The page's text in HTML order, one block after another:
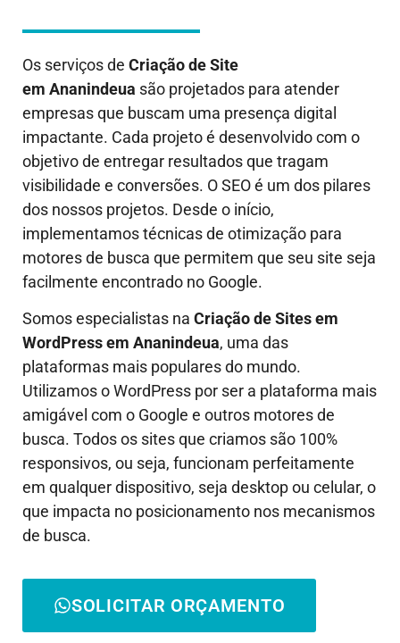
Os serviços de Criação de Site
em Ananindeua são projetados para atender
empresas que buscam uma presença digital
impactante. Cada projeto é desenvolvido com o
objetivo de entregar resultados que tragam
visibilidade e conversões. O SEO é um dos pilares
dos nossos projetos. Desde o início,
implementamos técnicas de otimização para
motores de busca que permitem que seu site seja
facilmente encontrado no Google.
Somos especialistas na Criação de Sites em
WordPress em Ananindeua, uma das
plataformas mais populares do mundo.
Utilizamos o WordPress por ser a plataforma mais
amigável com o Google e outros motores de
busca. Todos os sites que criamos são 100%
responsivos, ou seja, funcionam perfeitamente
em qualquer dispositivo, seja desktop ou celular, o
que impacta no posicionamento nos mecanismos
de busca.
SOLICITAR ORÇAMENTO